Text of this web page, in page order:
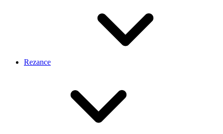
Rezance